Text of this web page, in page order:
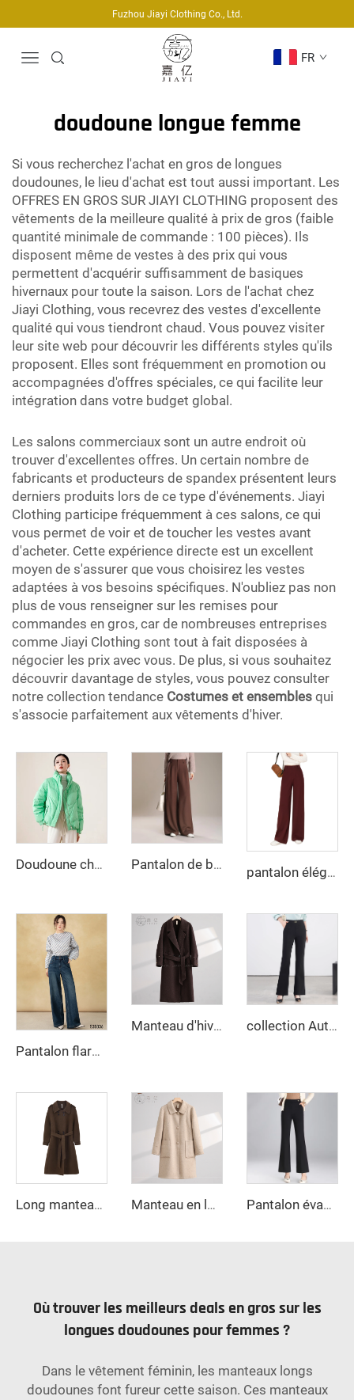
Fuzhou Jiayi Clothing Co., Ltd.
FR
doudoune longue femme
Si vous recherchez l'achat en gros de longues
doudounes, le lieu d'achat est tout aussi important. Les
OFFRES EN GROS SUR JIAYI CLOTHING proposent des
vêtements de la meilleure qualité à prix de gros (faible
quantité minimale de commande : 100 pièces). Ils
disposent même de vestes à des prix qui vous
permettent d'acquérir suffisamment de basiques
hivernaux pour toute la saison. Lors de l'achat chez
Jiayi Clothing, vous recevrez des vestes d'excellente
qualité qui vous tiendront chaud. Vous pouvez visiter
leur site web pour découvrir les différents styles qu'ils
proposent. Elles sont fréquemment en promotion ou
accompagnées d'offres spéciales, ce qui facilite leur
intégration dans votre budget global.
Les salons commerciaux sont un autre endroit où
trouver d'excellentes offres. Un certain nombre de
fabricants et producteurs de spandex présentent leurs
derniers produits lors de ce type d'événements. Jiayi
Clothing participe fréquemment à ces salons, ce qui
vous permet de voir et de toucher les vestes avant
d'acheter. Cette expérience directe est un excellent
moyen de s'assurer que vous choisirez les vestes
adaptées à vos besoins spécifiques. N'oubliez pas non
plus de vous renseigner sur les remises pour
commandes en gros, car de nombreuses entreprises
comme Jiayi Clothing sont tout à fait disposées à
négocier les prix avec vous. De plus, si vous souhaitez
découvrir davantage de styles, vous pouvez consulter
notre collection tendance Costumes et ensembles qui
s'associe parfaitement aux vêtements d'hiver.
Doudoune chaude mode imperméable pour femmes, poche biaisée, col montant simple sans capuche, long manteau d'hiver pour dames Pantalon de bureau taille mi-haute ou haute pour femme Pantalon long droit à jambes larges pour l'automne hiver
pantalon élégant ajusté pour femme 2025, pantalons longs confortables et décontractés en tissu polaire avec poche élastique, doté d'un logo
Pantalon flare large à taille haute pour femme avec manches longues, fermeture éclair, style urbain automnal, résistant aux rides
Manteau d'hiver sur mesure pour femmes en laine de haute qualité long avec double boutonnage et ceinture style élégant décorations boutonnées collection Automne-Hiver 2025 - Nouveaux Pantalons Décontractés Amples Droits à Taille Haute en Taille - Design Slim Fit avec Motif Uni
Long manteau double face uni en laine pour dames, ceinture, hiver, trench-coat en laine de cachemire double boutonnage pour femmes Manteau en laine ajusté pour femme, couleur unie, manches longues, veste chaude d'automne hiver, manteau ample - Événement promotionnel de transformation brute Pantalon évasé large sur mesure pour femme, pantalon décontracté de travail
Où trouver les meilleurs deals en gros sur les
longues doudounes pour femmes ?
Dans le vêtement féminin, les manteaux longs
doudounes font fureur cette saison. Ces manteaux